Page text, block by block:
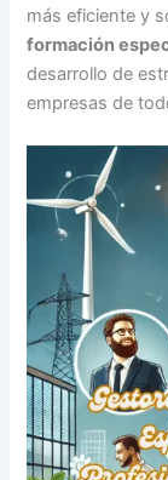
más eficiente y
formación
desarrollo de
empresas de